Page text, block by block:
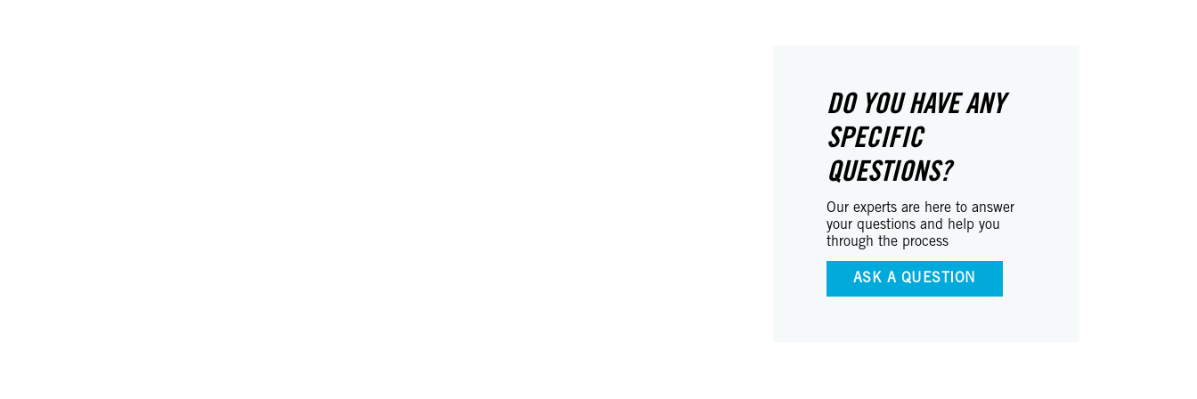
DO YOU HAVE ANY
SPECIFIC
QUESTIONS?
Our experts are here to answer
your questions and help you
through the process
ASK A QUESTION